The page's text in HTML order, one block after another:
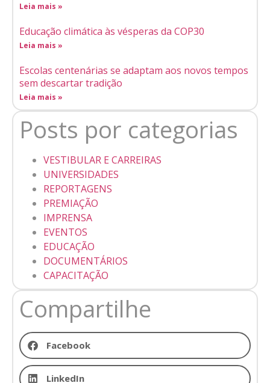
Leia mais »
Educação climática às vésperas da COP30
Leia mais »
Escolas centenárias se adaptam aos novos tempos
sem descartar tradição
Leia mais »
Posts por categorias
VESTIBULAR E CARREIRAS
UNIVERSIDADES
REPORTAGENS
PREMIAÇÃO
IMPRENSA
EVENTOS
EDUCAÇÃO
DOCUMENTÁRIOS
CAPACITAÇÃO
Compartilhe
Facebook
LinkedIn